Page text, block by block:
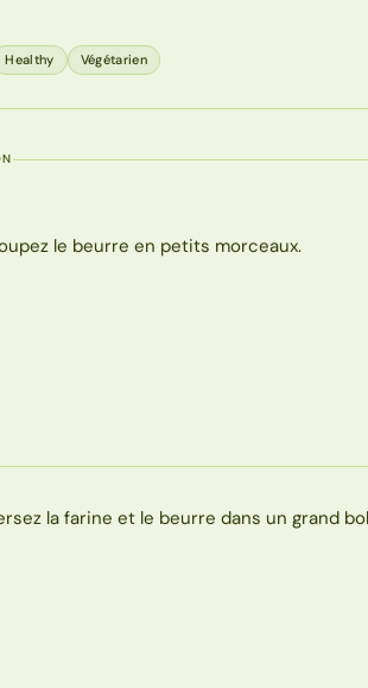
Healthy Végétarien
le beurre en petits morceaux.
la farine et le beurre dans un grand